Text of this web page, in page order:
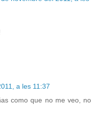
a les 11:37
como que no me veo, no